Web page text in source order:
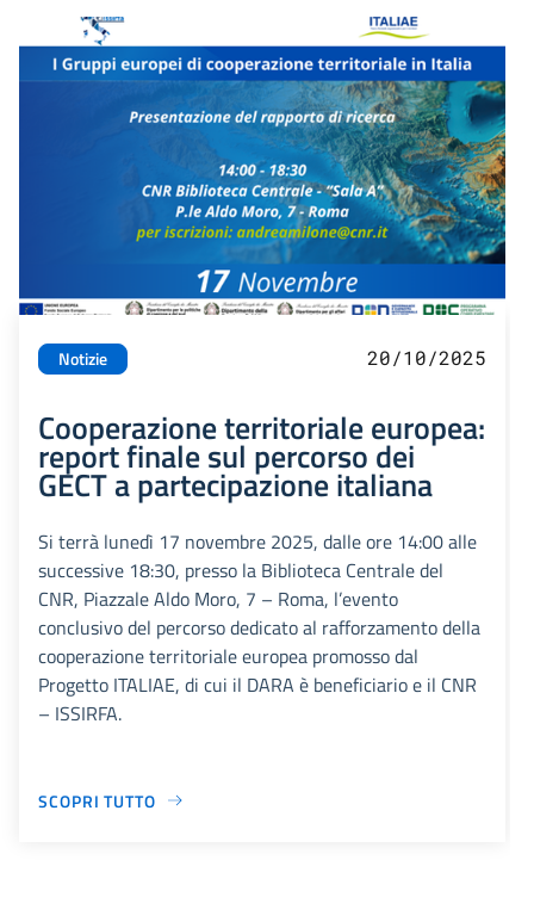
Notizie 20/10/2025
Cooperazione territoriale europea:
report finale sul percorso dei
GECT a partecipazione italiana
Si terrà lunedì 17 novembre 2025, dalle ore 14:00 alle
successive 18:30, presso la Biblioteca Centrale del
CNR, Piazzale Aldo Moro, 7 – Roma, l’evento
conclusivo del percorso dedicato al rafforzamento della
cooperazione territoriale europea promosso dal
Progetto ITALIAE, di cui il DARA è beneficiario e il CNR
– ISSIRFA.
SCOPRI TUTTO